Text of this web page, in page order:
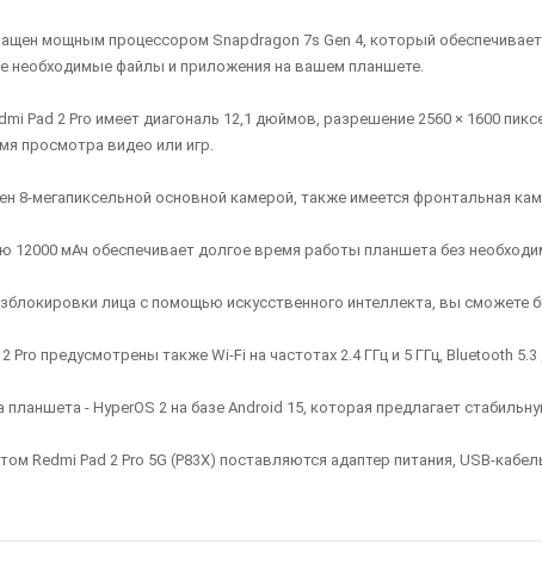
мощным процессором Snapdragon 7s Gen 4, который
необходимые файлы и приложения на вашем планшете.
Pad 2 Pro имеет диагональ 12,1 дюймов, разрешение 2560 × 1600
просмотра видео или игр.
8-мегапиксельной основной камерой, также имеется фронтальная
12000 мАч обеспечивает долгое время работы планшета без
лица с помощью искусственного интеллекта, вы
Pro предусмотрены также Wi-Fi на частотах 2.4 ГГц и 5 ГГц, Bluetooth
планшета - HyperOS 2 на базе Android 15, которая предлагает
Redmi Pad 2 Pro 5G (P83Х) поставляются адаптер питания, USB-